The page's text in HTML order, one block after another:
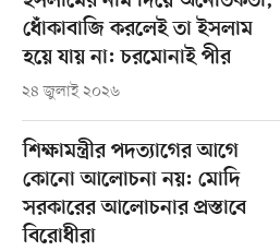
ধোঁকাবাজি করলেই তা ইসলাম
হয়ে যায় না: চরমোনাই পীর
২৪ জুলাই ২০২৬
শিক্ষামন্ত্রীর পদত্যাগের আগে
কোনো আলোচনা নয়: মোদি
সরকারের আলোচনার প্রস্তাবে
বিরোধীরা